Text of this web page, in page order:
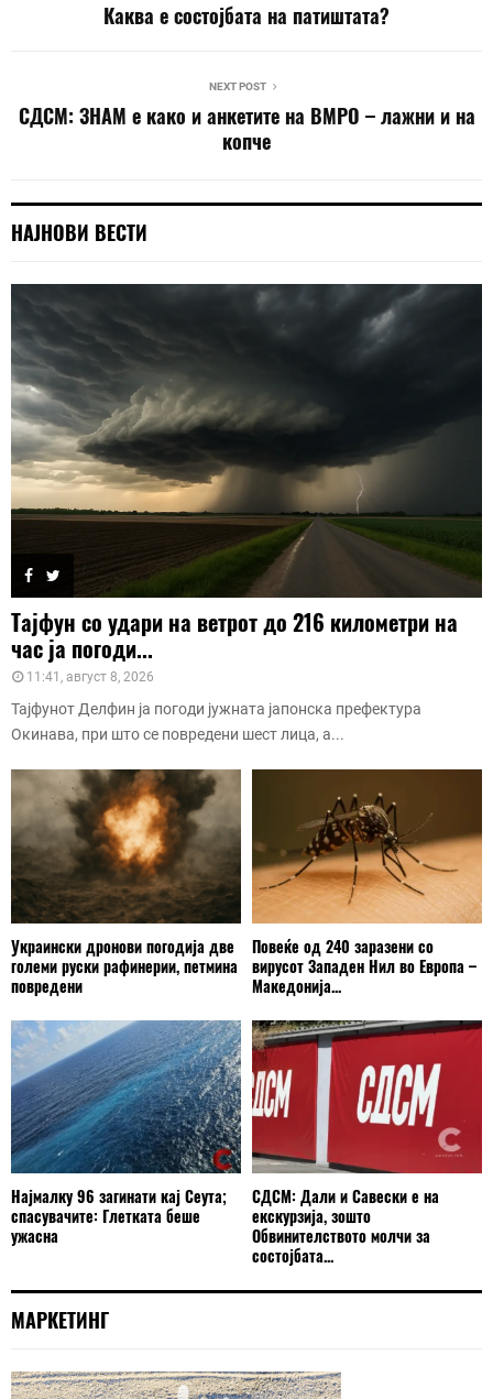
Каква е состојбата на патиштата?
NEXT POST
СДСМ: ЗНАМ е како и анкетите на ВМРО – лажни и на
копче
НАЈНОВИ ВЕСТИ
Тајфун со удари на ветрот до 216 километри на
час ја погоди...
11:41, август 8, 2026
Тајфунот Делфин ја погоди јужната јапонска префектура
Окинава, при што се повредени шест лица, а...
Украински дронови погодија две
големи руски рафинерии, петмина
повредени
Повеќе од 240 заразени со
вирусот Западен Нил во Европа –
Македонија...
Најмалку 96 загинати кај Сеута;
спасувачите: Глетката беше
ужасна
СДСМ: Дали и Савески е на
екскурзија, зошто
Обвинителството молчи за
состојбата...
МАРКЕТИНГ